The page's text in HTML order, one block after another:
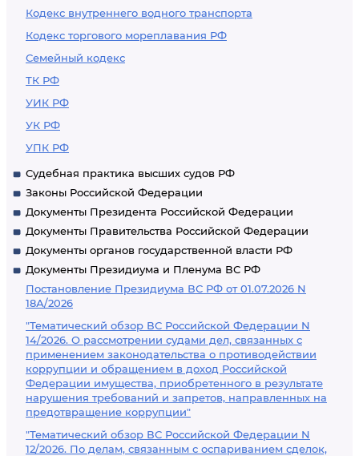
Кодекс внутреннего водного транспорта
Кодекс торгового мореплавания РФ
Семейный кодекс
ТК РФ
УИК РФ
УК РФ
УПК РФ
Судебная практика высших судов РФ
Законы Российской Федерации
Документы Президента Российской Федерации
Документы Правительства Российской Федерации
Документы органов государственной власти РФ
Документы Президиума и Пленума ВС РФ
Постановление Президиума ВС РФ от 01.07.2026 N
18А/2026
"Тематический обзор ВС Российской Федерации N
14/2026. О рассмотрении судами дел, связанных с
применением законодательства о противодействии
коррупции и обращением в доход Российской
Федерации имущества, приобретенного в результате
нарушения требований и запретов, направленных на
предотвращение коррупции"
"Тематический обзор ВС Российской Федерации N
12/2026. По делам, связанным с оспариванием сделок,